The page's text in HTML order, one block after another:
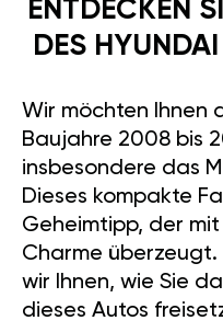
ENTDECKEN
DES
Wir möchten Ihnen
Baujahre 2008 bis
insbesondere das
Dieses kompakte
Geheimtipp, der
Charme überzeugt.
wir Ihnen, wie Sie
dieses Autos